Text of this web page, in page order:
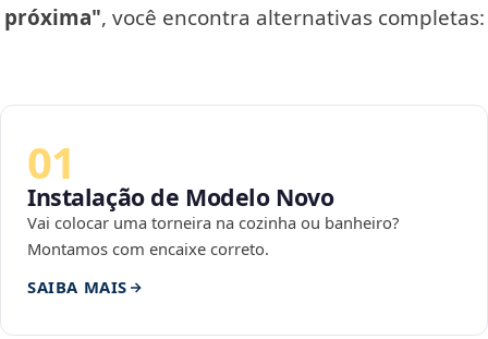
próxima", você encontra alternativas completas:
01
Instalação de Modelo Novo
Vai colocar uma torneira na cozinha ou banheiro?
Montamos com encaixe correto.
SAIBA MAIS